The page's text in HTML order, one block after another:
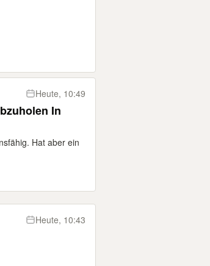
Heute, 10:49
Hat aber ein
Heute, 10:43